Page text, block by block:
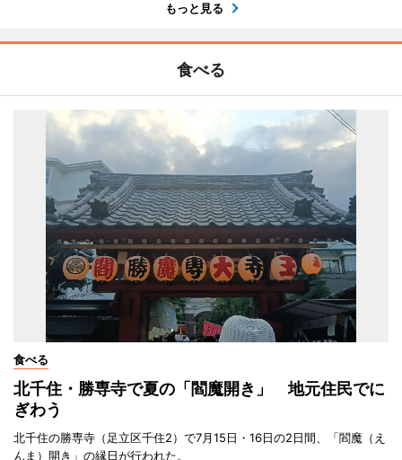
もっと見る
食べる
食べる
北千住・勝専寺で夏の「閻魔開き」 地元住民でに
ぎわう
北千住の勝専寺（足立区千住2）で7月15日・16日の2日間、「閻魔（え
んま）開き」の縁日が行われた。